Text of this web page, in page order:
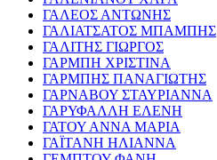
ΓΑΛΕΟΣ ΑΝΤΩΝΗΣ
ΓΑΛΙΑΤΣΑΤΟΣ ΜΠΑΜΠΗΣ
ΓΑΛΙΤΗΣ ΓΙΩΡΓΟΣ
ΓΑΡΜΠΗ ΧΡΙΣΤΙΝΑ
ΓΑΡΜΠΗΣ ΠΑΝΑΓΙΩΤΗΣ
ΓΑΡΝΑΒΟΥ ΣΤΑΥΡΙΑΝΝΑ
ΓΑΡΥΦΑΛΛΗ ΕΛΕΝΗ
ΓΑΤΟΥ ΑΝΝΑ ΜΑΡΙΑ
ΓΑΪΤΑΝΗ ΗΛΙΑΝΝΑ